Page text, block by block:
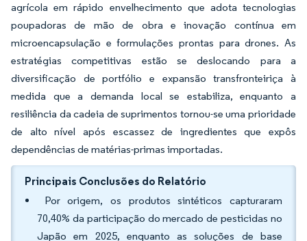
agrícola em rápido envelhecimento que adota tecnologias
poupadoras de mão de obra e inovação contínua em
microencapsulação e formulações prontas para drones. As
estratégias competitivas estão se deslocando para a
diversificação de portfólio e expansão transfronteiriça à
medida que a demanda local se estabiliza, enquanto a
resiliência da cadeia de suprimentos tornou-se uma prioridade
de alto nível após escassez de ingredientes que expôs
dependências de matérias-primas importadas.
Principais Conclusões do Relatório
Por origem, os produtos sintéticos capturaram
70,40% da participação do mercado de pesticidas no
Japão em 2025, enquanto as soluções de base